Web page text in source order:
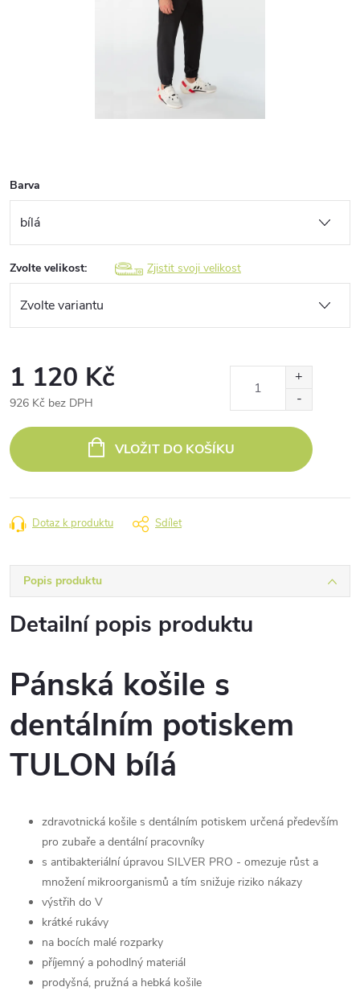
Barva
Zvolte velikost: Zjistit svoji velikost
1 120 Kč
926 Kč bez DPH
cena:
VLOŽIT DO KOŠÍKU
Dotaz k produktu Sdílet
Popis produktu
Detailní popis produktu
Pánská košile s
dentálním potiskem
TULON bílá
zdravotnická košile s dentálním potiskem určená především
pro zubaře a dentální pracovníky
s antibakteriální úpravou SILVER PRO - omezuje růst a
množení mikroorganismů a tím snižuje riziko nákazy
výstřih do V
krátké rukávy
na bocích malé rozparky
příjemný a pohodlný materiál
prodyšná, pružná a hebká košile